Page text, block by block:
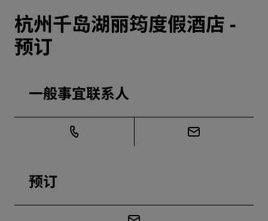
杭州千岛湖丽筠度假酒店 -
预订
一般事宜联系人
预订